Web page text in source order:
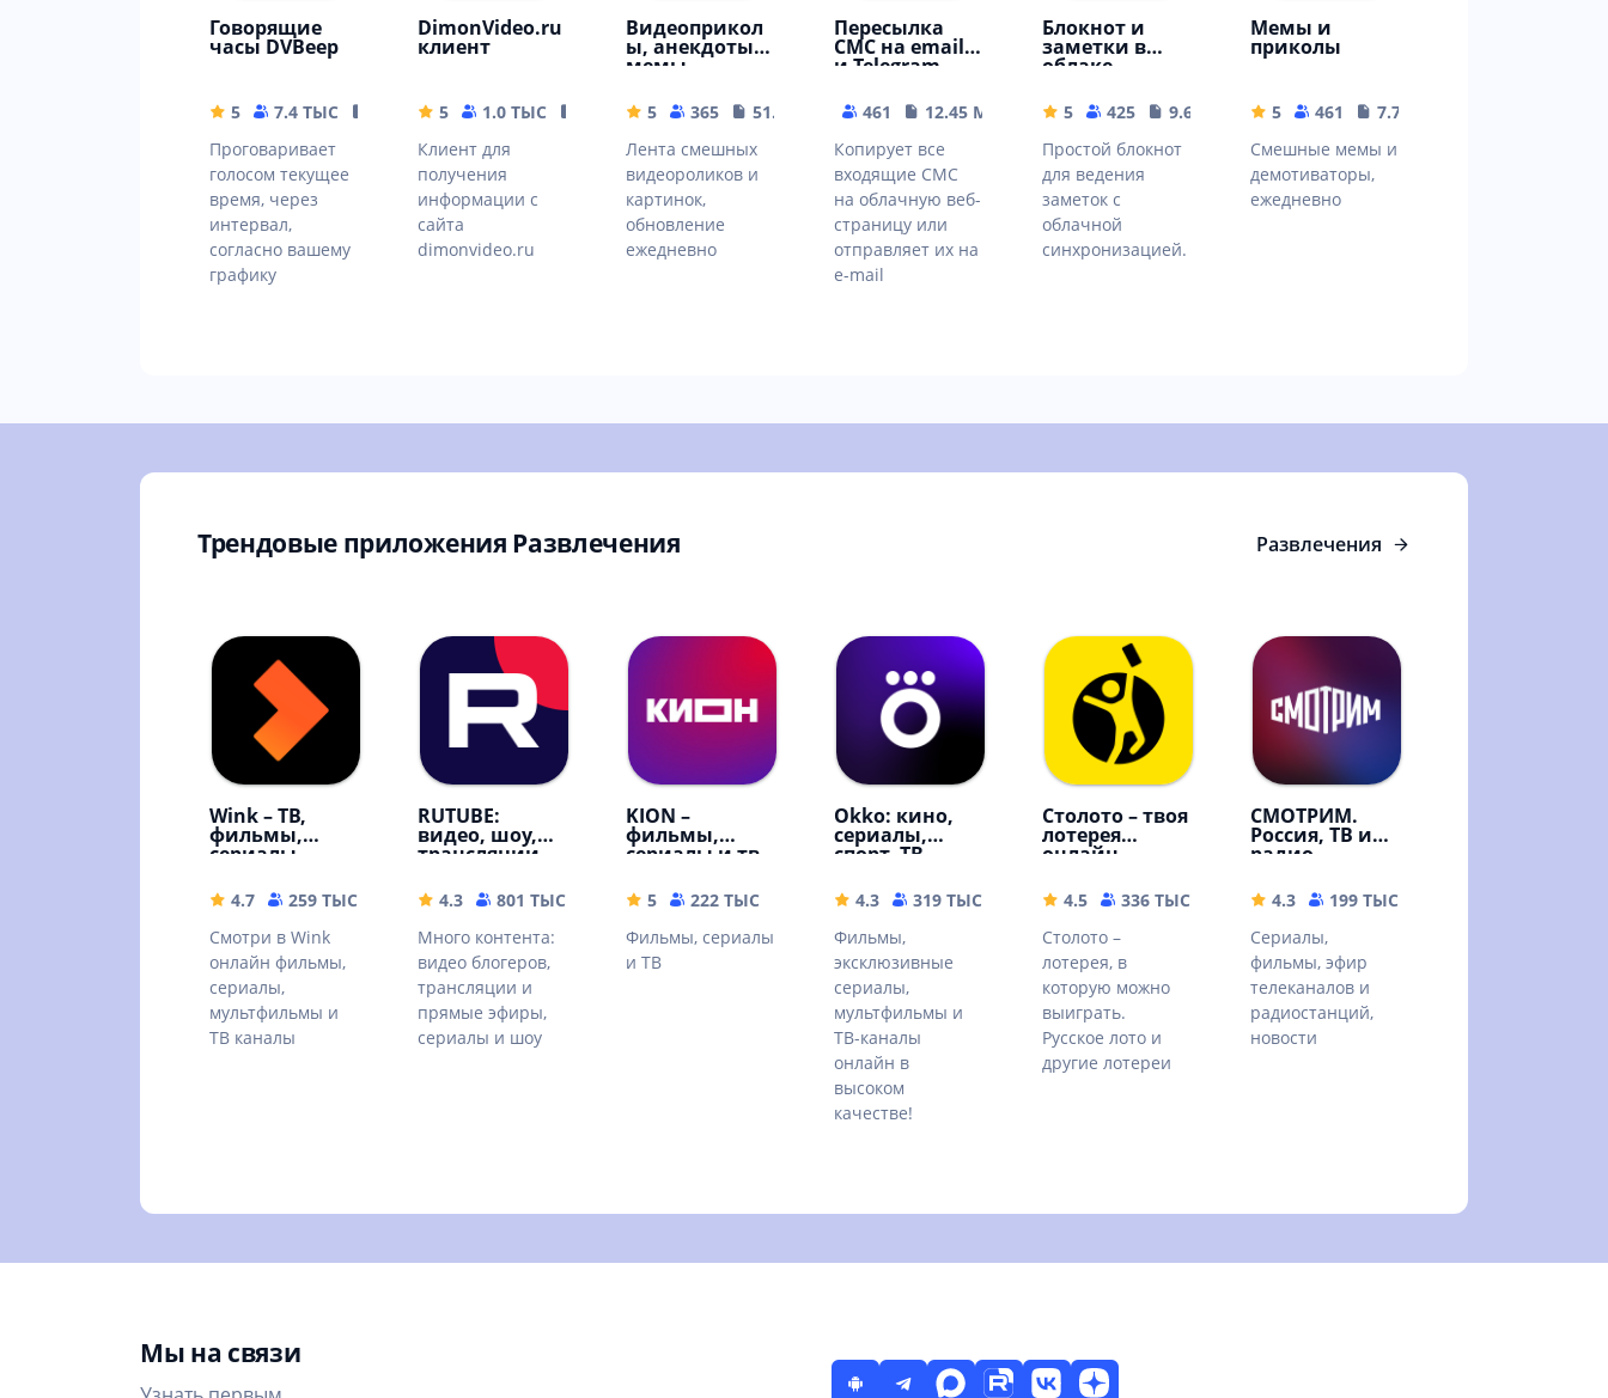
Говорящие
часы DVBeep
5 7.4 ТЫС
17.71 MB
Проговаривает
голосом текущее
время, через
интервал,
согласно вашему
графику
DimonVideo.ru
клиент
5 1.0 ТЫС
10.62 MB
Клиент для
получения
информации с
сайта
dimonvideo.ru
Видеоприкол
ы, анекдоты,
мемы
5 365
51.31 MB
Лента смешных
видеороликов и
картинок,
обновление
ежедневно
Пересылка
СМС на email
и Telegram
461
12.45 MB
Копирует все
входящие СМС
на облачную веб-
страницу или
отправляет их на
e-mail
Блокнот и
заметки в
облаке
5 425
9.65 MB
Простой блокнот
для ведения
заметок с
облачной
синхронизацией.
Мемы и
приколы
5 461
7.7 MB
Смешные мемы и
демотиваторы,
ежедневно
Трендовые приложения Развлечения Развлечения
Wink – ТВ,
фильмы,
сериалы
4.7 259 ТЫС
59.68 MB
Смотри в Wink
онлайн фильмы,
сериалы,
мультфильмы и
ТВ каналы
RUTUBE:
видео, шоу,
трансляции
4.3 801 ТЫС
42.88 MB
Много контента:
видео блогеров,
трансляции и
прямые эфиры,
сериалы и шоу
KION –
фильмы,
сериалы и тв
5 222 ТЫС
108.87 MB
Фильмы, сериалы
и ТВ
Okko: кино,
сериалы,
спорт, ТВ
4.3 319 ТЫС
49.9 MB
Фильмы,
эксклюзивные
сериалы,
мультфильмы и
ТВ-каналы
онлайн в
высоком
качестве!
Столото – твоя
лотерея
онлайн
4.5 336 ТЫС
77.21 MB
Столото –
лотерея, в
которую можно
выиграть.
Русское лото и
другие лотереи
СМОТРИМ.
Россия, ТВ и
радио
4.3 199 ТЫС
Сериалы,
фильмы, эфир
телеканалов и
радиостанций,
новости
Мы на связи